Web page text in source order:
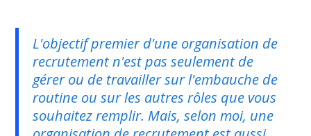
L'objectif premier d'une organisation de
recrutement n'est pas seulement de
gérer ou de travailler sur l'embauche de
routine ou sur les autres rôles que vous
souhaitez remplir. Mais, selon moi, une